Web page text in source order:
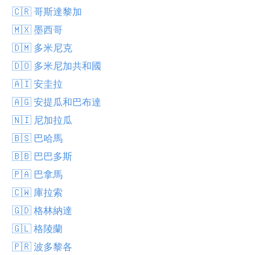
🇨🇷 哥斯達黎加
🇲🇽 墨西哥
🇩🇲 多米尼克
🇩🇴 多米尼加共和國
🇦🇮 安圭拉
🇦🇬 安提瓜和巴布達
🇳🇮 尼加拉瓜
🇧🇸 巴哈馬
🇧🇧 巴巴多斯
🇵🇦 巴拿馬
🇨🇼 庫拉索
🇬🇩 格林納達
🇬🇱 格陵蘭
🇵🇷 波多黎各